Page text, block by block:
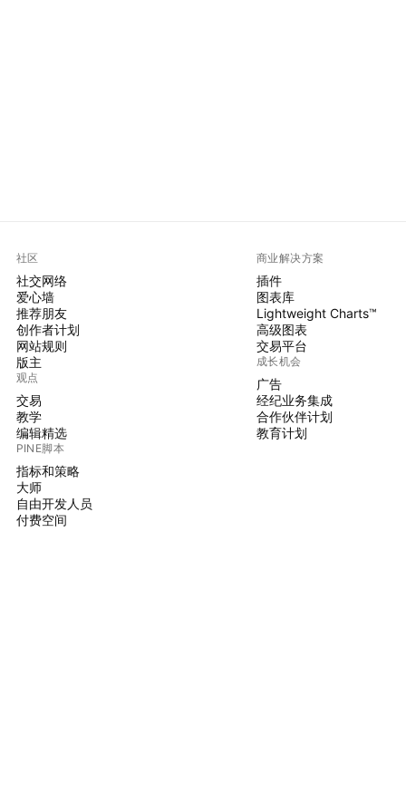
社区
社交网络
爱心墙
推荐朋友
创作者计划
网站规则
版主
观点
交易
教学
编辑精选
PINE脚本
指标和策略
大师
自由开发人员
付费空间
商业解决方案
插件
图表库
Lightweight Charts™
高级图表
交易平台
成长机会
广告
经纪业务集成
合作伙伴计划
教育计划